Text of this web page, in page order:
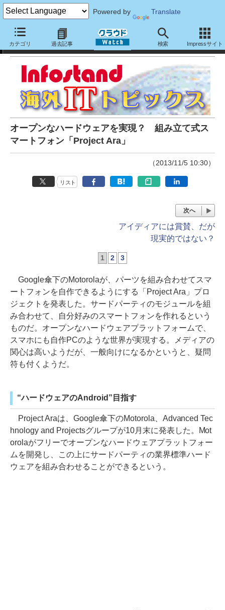
Powered by Translate
カテゴリ 過去記事 検索 Impressサイト
Infostand海外ITトピックス
オープンなハードウェアを実現？ 組み立て式ス
マートフォン「Project Ara」
（2013/11/5 10:30）
リスト
次へ
アイディアには賞賛、だが
現実的ではない？
1 2 3
Google傘下のMotorolaが、パーツを組み合わせてスマ
ートフォンを自作できるようにする「Project Ara」プロ
ジェクトを発表した。サードパーティのモジュールを組
み合わせて、自分好みのスマートフォンを作れるという
ものだ。オープンなハードウェアプラットフォームで、
スマホにも自作PCのような世界が実現する。メディアの
関心は高いようだが、一般向けになるかというと、疑問
符も付くようだ。
“ハードウェアのAndroid”目指す
Project Araは、Google傘下のMotorola、Advanced Tec
hnology and Projectsグループが10月末に発表した。Mot
orolaがフリーでオープンなハードウェアプラットフォー
ムを開発し、この上にサードパーティの業界標準ハード
ウェアを組み合わせることができるという。